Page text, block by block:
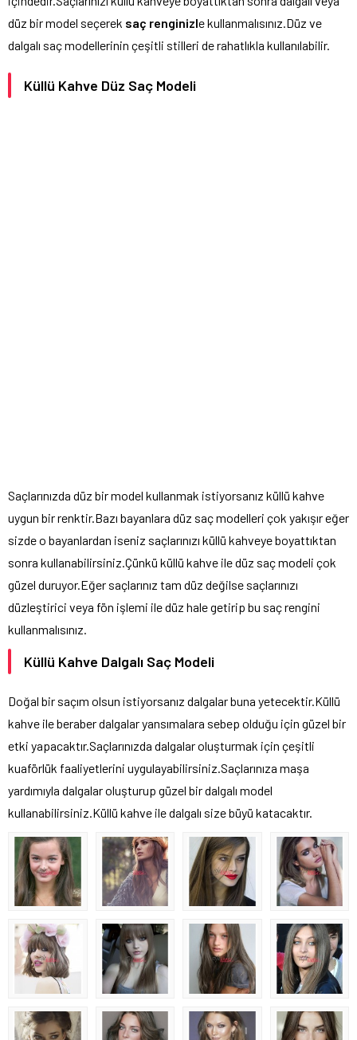
düz bir model seçerek saç renginizle kullanmalısınız.Düz ve
dalgalı saç modellerinin çeşitli stilleri de rahatlıkla kullanılabilir.
Küllü Kahve Düz Saç Modeli
Saçlarınızda düz bir model kullanmak istiyorsanız küllü kahve
uygun bir renktir.Bazı bayanlara düz saç modelleri çok yakışır eğer
sizde o bayanlardan iseniz saçlarınızı küllü kahveye boyattıktan
sonra kullanabilirsiniz.Çünkü küllü kahve ile düz saç modeli çok
güzel duruyor.Eğer saçlarınız tam düz değilse saçlarınızı
düzleştirici veya fön işlemi ile düz hale getirip bu saç rengini
kullanmalısınız.
Küllü Kahve Dalgalı Saç Modeli
Doğal bir saçım olsun istiyorsanız dalgalar buna yetecektir.Küllü
kahve ile beraber dalgalar yansımalara sebep olduğu için güzel bir
etki yapacaktır.Saçlarınızda dalgalar oluşturmak için çeşitli
kuaförlük faaliyetlerini uygulayabilirsiniz.Saçlarınıza maşa
yardımıyla dalgalar oluşturup güzel bir dalgalı model
kullanabilirsiniz.Küllü kahve ile dalgalı size büyü katacaktır.